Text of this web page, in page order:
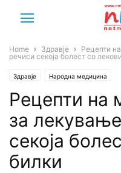
Home Здравје
Рецепти
речиси секоја болест со
Здравје Народна медицина
Рецепти на
за
секоја
билки